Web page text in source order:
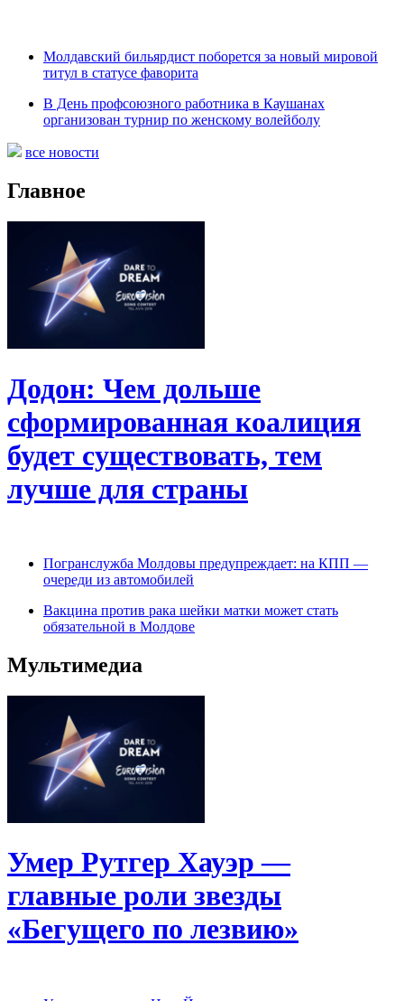
Молдавский бильярдист поборется за новый мировой
титул в статусе фаворита
В День профсоюзного работника в Каушанах
организован турнир по женскому волейболу
все новости
Главное
Додон: Чем дольше
сформированная коалиция
будет существовать, тем
лучше для страны
Погранслужба Молдовы предупреждает: на КПП —
очереди из автомобилей
Вакцина против рака шейки матки может стать
обязательной в Молдове
Мультимедиа
Умер Рутгер Хауэр —
главные роли звезды
«Бегущего по лезвию»